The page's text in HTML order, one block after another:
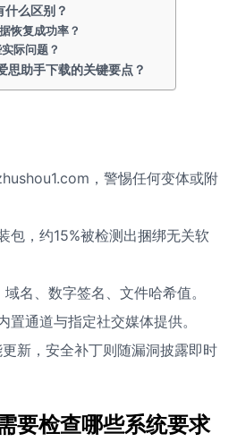
么区别？
恢复成功率？
际问题？
思助手下载的关键要点？
，警惕任何变体或附
包，约15%被检测出捆绑无关软
名、数字签名、文件哈希值。
置通道与指定社交媒体提供。
新，安全补丁则随漏洞披露即时
要检查哪些系统要求